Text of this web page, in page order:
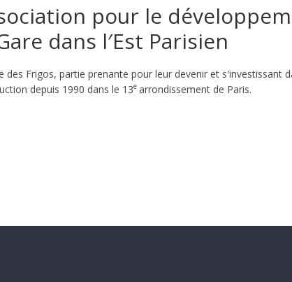
pour le
dans l′Est Parisien
Frigos, partie prenante pour leur devenir et s′investissant
depuis 1990 dans le 13e arrondissement de Paris.